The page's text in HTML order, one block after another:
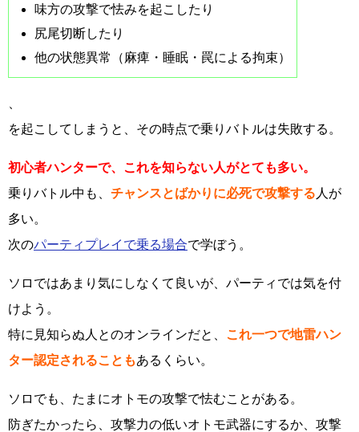
味方の攻撃で怯みを起こしたり
尻尾切断したり
他の状態異常（麻痺・睡眠・罠による拘束）
を起こしてしまうと、その時点で乗りバトルは失敗する。
初心者ハンターで、これを知らない人がとても多い。
乗りバトル中も、 チャンスとばかりに必死で攻撃する 人が
多い。
次のパーティプレイで乗る場合で学ぼう。
ソロではあまり気にしなくて良いが、パーティでは気を付
けよう。
特に見知らぬ人とのオンラインだと、 これ一つで地雷ハン
ター認定されることもあるくらい。
ソロでも、たまにオトモの攻撃で怯むことがある。
防ぎたかったら、攻撃力の低いオトモ武器にするか、攻撃